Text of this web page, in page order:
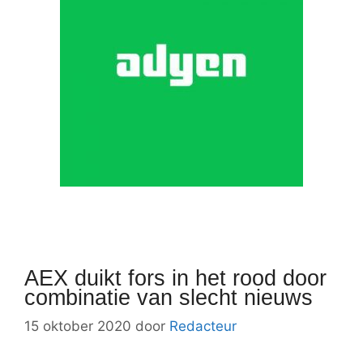
AEX duikt fors in het rood door
combinatie van slecht nieuws
15 oktober 2020 door Redacteur